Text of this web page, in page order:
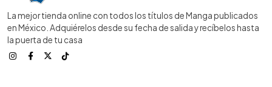
La mejor tienda online con todos los títulos de Manga publicados
en México. Adquiérelos desde su fecha de salida y recíbelos hasta
la puerta de tu casa